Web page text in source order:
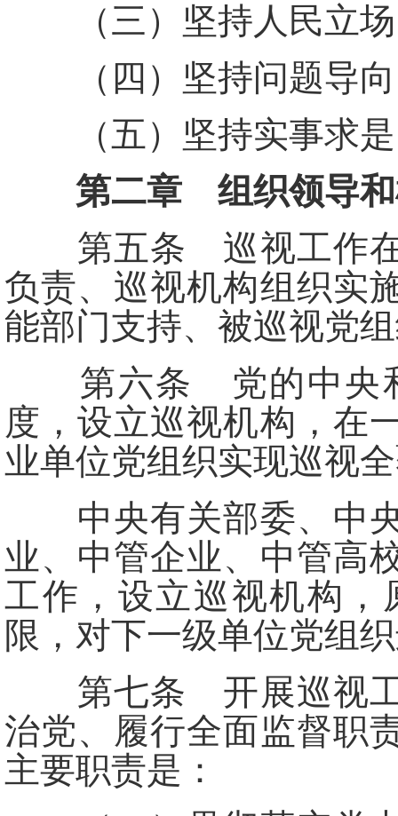
（三）坚持人民立场
（四）坚持问题导向
（五）坚持实事求是
第二章 组织领导和
第五条 巡视工作在
负责、巡视机构组织实
能部门支持、被巡视党
第六条 党的中央和
度，设立巡视机构，在
业单位党组织实现巡视
中央有关部委、中央
业、中管企业、中管高
工作，设立巡视机构
限，对下一级单位党组
第七条 开展巡视工
治党、履行全面监督职
主要职责是：